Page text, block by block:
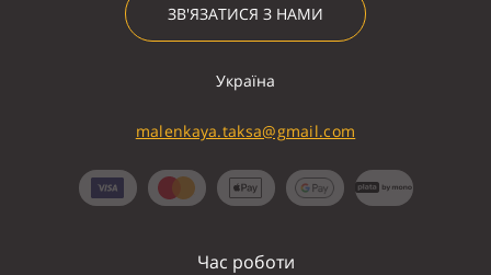
ЗВ'ЯЗАТИСЯ З НАМИ
Україна
malenkaya.taksa@gmail.com
Час роботи